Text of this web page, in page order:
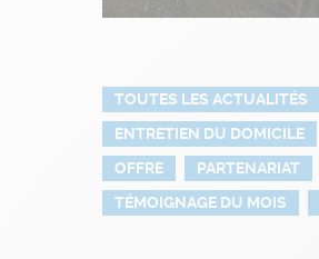
TOUTES LES ACTUALITÉS
ENTRETIEN DU DOMICILE
OFFRE
PARTENARIAT
TÉMOIGNAGE DU MOIS